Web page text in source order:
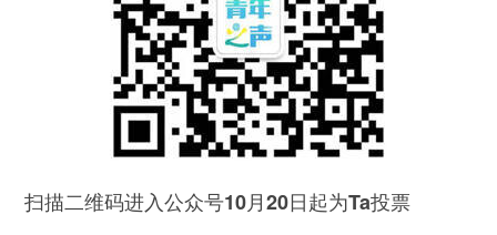
扫描二维码进入公众号10月20日起为Ta投票